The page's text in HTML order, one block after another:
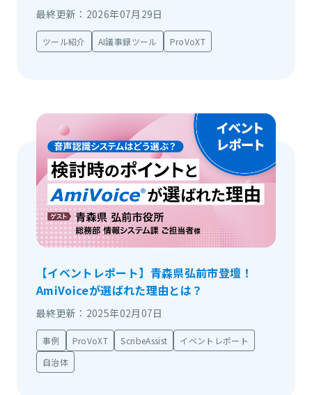
最終更新：2026年07月29日
ツール紹介 AI議事録ツール ProVoXT
【イベントレポート】青森県弘前市登壇！
AmiVoiceが選ばれた理由とは？
最終更新：2025年02月07日
事例 ProVoXT ScribeAssist
イベントレポート
自治体